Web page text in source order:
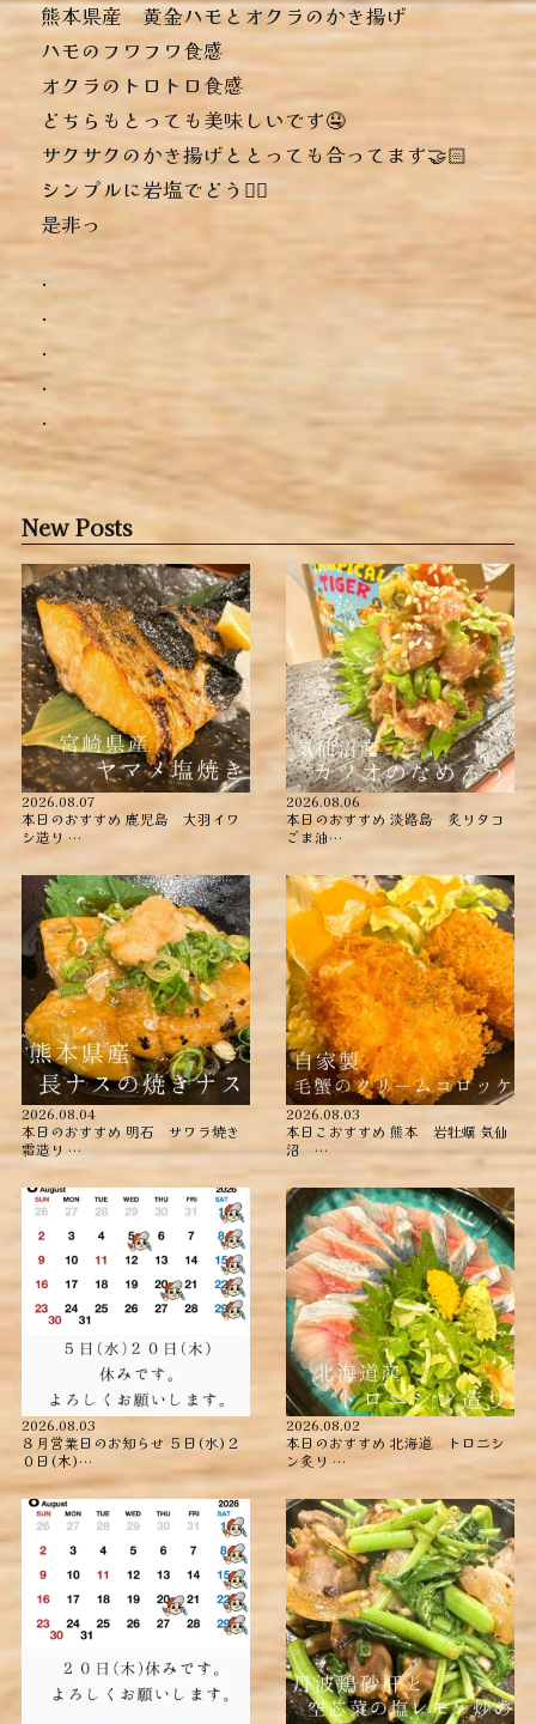
熊本県産 黄金ハモとオクラのかき揚げ
ハモのフワフワ食感
オクラのトロトロ食感
どちらもとっても美味しいです🤤
サクサクのかき揚げととっても合ってます🤝🏻
シンプルに岩塩でどうぞ🏻‍
是非っ
.
.
.
.
.
New Posts
2026.08.07
本日のおすすめ ︎鹿児島 大羽イワ
シ造り …
2026.08.06
本日のおすすめ ︎淡路島 炙りタコ
ごま油…
2026.08.04
本日のおすすめ ︎明石 サワラ焼き
霜造り …
2026.08.03
本日こおすすめ ︎熊本 岩牡蠣 ︎気仙
沼 …
2026.08.03
８月営業日のお知らせ ５日(水)２
０日(木)…
2026.08.02
本日のおすすめ ︎北海道 トロニシ
ン炙り …